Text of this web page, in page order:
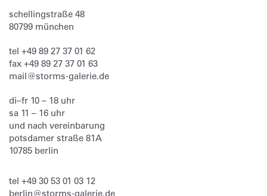
schellingstraße 48
80799 münchen
tel +49 89 27 37 01 62
fax +49 89 27 37 01 63
mail@storms-galerie.de
di–fr 10 – 18 uhr
sa 11 – 16 uhr
und nach vereinbarung
potsdamer straße 81A
10785 berlin
tel +49 30 53 01 03 12
berlin@storms-galerie.de